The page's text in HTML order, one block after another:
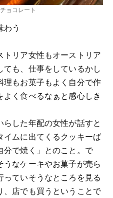
ョコレート
わう
リア女性もオーストリア
も、仕事をしているかし
もお菓子もよく自分で作
く食べるなぁと感心しき
した年配の女性が話すと
イムに出てくるクッキーば
分で焼く」とのこと。で
うなケーキやお菓子が売ら
ていそうなところを見る
、店でも買うということで